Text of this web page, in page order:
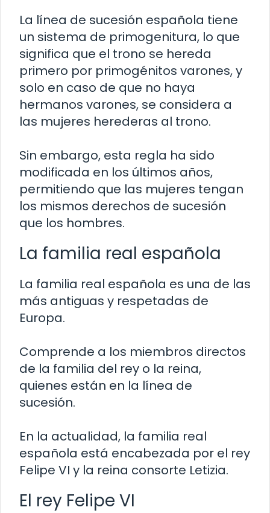
La línea de sucesión española tiene
un sistema de primogenitura, lo que
significa que el trono se hereda
primero por primogénitos varones, y
solo en caso de que no haya
hermanos varones, se considera a
las mujeres herederas al trono.
Sin embargo, esta regla ha sido
modificada en los últimos años,
permitiendo que las mujeres tengan
los mismos derechos de sucesión
que los hombres.
La familia real española
La familia real española es una de las
más antiguas y respetadas de
Europa.
Comprende a los miembros directos
de la familia del rey o la reina,
quienes están en la línea de
sucesión.
En la actualidad, la familia real
española está encabezada por el rey
Felipe VI y la reina consorte Letizia.
El rey Felipe VI